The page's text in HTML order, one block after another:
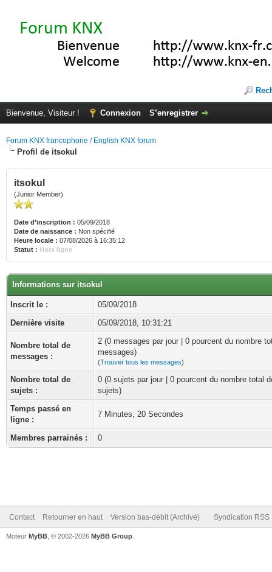
Bienvenue, Visiteur ! Connexion S’enregistrer
Forum KNX francophone / English KNX forum
Profil de itsokul
itsokul
(Junior Member)
Date d’inscription : 05/09/2018
Date de naissance : Non spécifié
Heure locale : 07/08/2026 à 16:35:12
Statut : Hors ligne
Informations sur itsokul
Inscrit le :
05/09/2018
Dernière visite
05/09/2018, 10:31:21
Nombre total de
messages :
2 (0 messages par jour | 0 pourcent du nombre
messages)
(Trouver tous les messages)
Nombre total de
sujets :
0 (0 sujets par jour | 0 pourcent du nombre total
sujets)
Temps passé en
ligne :
7 Minutes, 20 Secondes
Membres parrainés : 0
Contact Retourner en haut Version bas-débit (Archivé) Syndication RSS
Moteur MyBB , © 2002-2026 MyBB Group